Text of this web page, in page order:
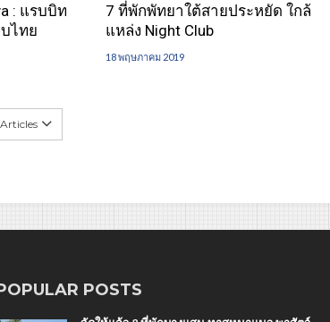
: แรบบิท
ไทย
7 ที่พักพัทยาใต้สายประหยัด ใกล้
แหล่ง Night Club
18 พฤษภาคม 2019
POSTS